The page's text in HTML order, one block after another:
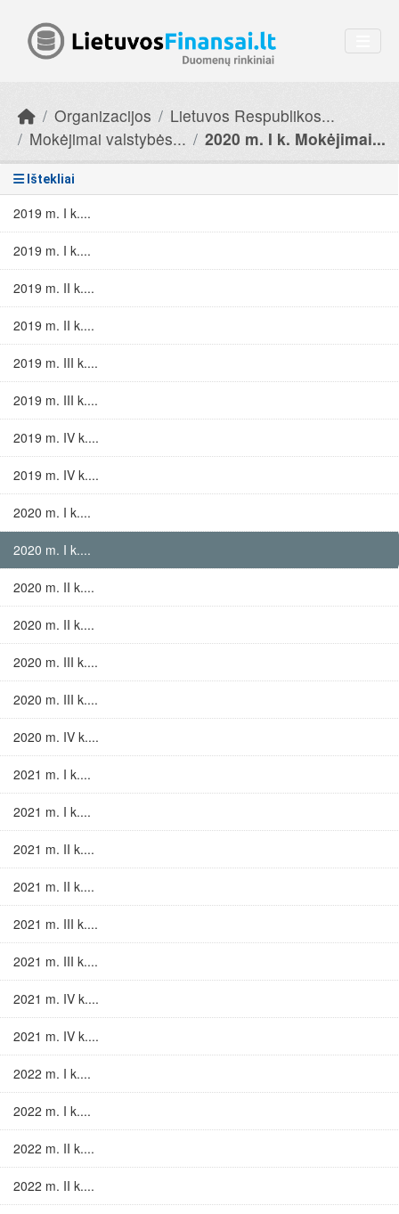
Organizacijos
Lietuvos Respublikos...
Mokėjimai valstybės...
2020 m. I k. Mokėjimai...
Ištekliai
2019 m. I k....
2019 m. I k....
2019 m. II k....
2019 m. II k....
2019 m. III k....
2019 m. III k....
2019 m. IV k....
2019 m. IV k....
2020 m. I k....
2020 m. I k....
2020 m. II k....
2020 m. II k....
2020 m. III k....
2020 m. III k....
2020 m. IV k....
2021 m. I k....
2021 m. I k....
2021 m. II k....
2021 m. II k....
2021 m. III k....
2021 m. III k....
2021 m. IV k....
2021 m. IV k....
2022 m. I k....
2022 m. I k....
2022 m. II k....
2022 m. II k....